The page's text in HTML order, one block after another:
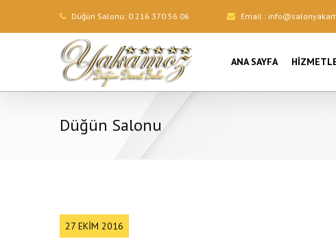
Düğün Salonu: 0 216 370 56 06 Email :
ANA SAYFA
Düğün Salonu
27 EKIM 2016